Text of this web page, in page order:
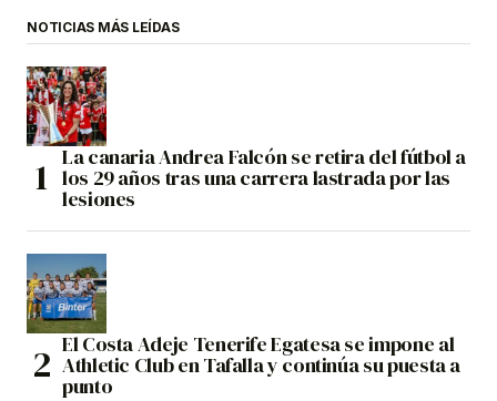
NOTICIAS MÁS LEÍDAS
La canaria Andrea Falcón se retira del fútbol a
los 29 años tras una carrera lastrada por las
lesiones
El Costa Adeje Tenerife Egatesa se impone al
Athletic Club en Tafalla y continúa su puesta a
punto